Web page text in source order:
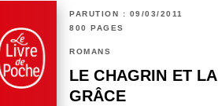
PARUTION : 09/03/2011
800 PAGES
ROMANS
LE CHAGRIN ET LA
GRÂCE